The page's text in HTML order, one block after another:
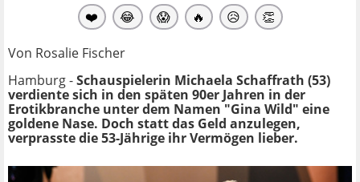
❤️ 😂 😱 🔥 😥 👏
Von Rosalie Fischer
Hamburg -Schauspielerin Michaela Schaffrath (53)
verdiente sich in den späten 90er Jahren in der
Erotikbranche unter dem Namen "Gina Wild" eine
goldene Nase. Doch statt das Geld anzulegen,
verprasste die 53-Jährige ihr Vermögen lieber.